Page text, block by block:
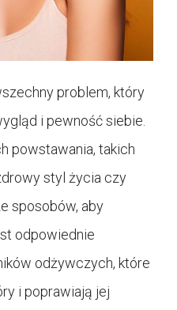
problem, który
i pewność siebie.
powstawania, takich
styl życia czy
sposobów, aby
odpowiednie
odżywczych, które
i poprawiają jej